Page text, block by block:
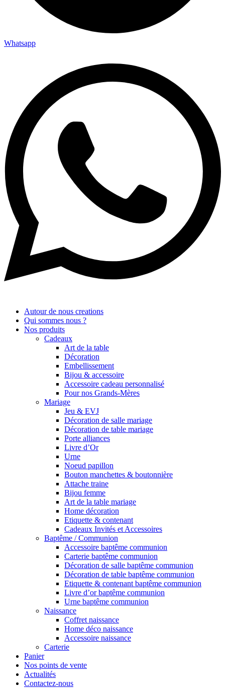
Whatsapp
Autour de nous creations
Qui sommes nous ?
Nos produits
Cadeaux
Art de la table
Décoration
Embellissement
Bijou & accessoire
Accessoire cadeau personnalisé
Pour nos Grands-Mères
Mariage
Jeu & EVJ
Décoration de salle mariage
Décoration de table mariage
Porte alliances
Livre d’Or
Urne
Noeud papillon
Bouton manchettes & boutonnière
Attache traine
Bijou femme
Art de la table mariage
Home décoration
Etiquette & contenant
Cadeaux Invités et Accessoires
Baptême / Communion
Accessoire baptême communion
Carterie baptême communion
Décoration de salle baptême communion
Décoration de table baptême communion
Etiquette & contenant baptême communion
Livre d’or baptême communion
Urne baptême communion
Naissance
Coffret naissance
Home déco naissance
Accessoire naissance
Carterie
Panier
Nos points de vente
Actualités
Contactez-nous